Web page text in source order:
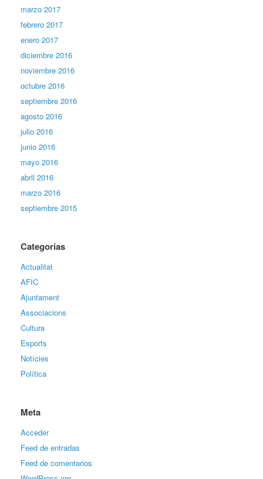
marzo 2017
febrero 2017
enero 2017
diciembre 2016
noviembre 2016
octubre 2016
septiembre 2016
agosto 2016
julio 2016
junio 2016
mayo 2016
abril 2016
marzo 2016
septiembre 2015
Categorías
Actualitat
AFIC
Ajuntament
Associacions
Cultura
Esports
Notícies
Política
Meta
Acceder
Feed de entradas
Feed de comentarios